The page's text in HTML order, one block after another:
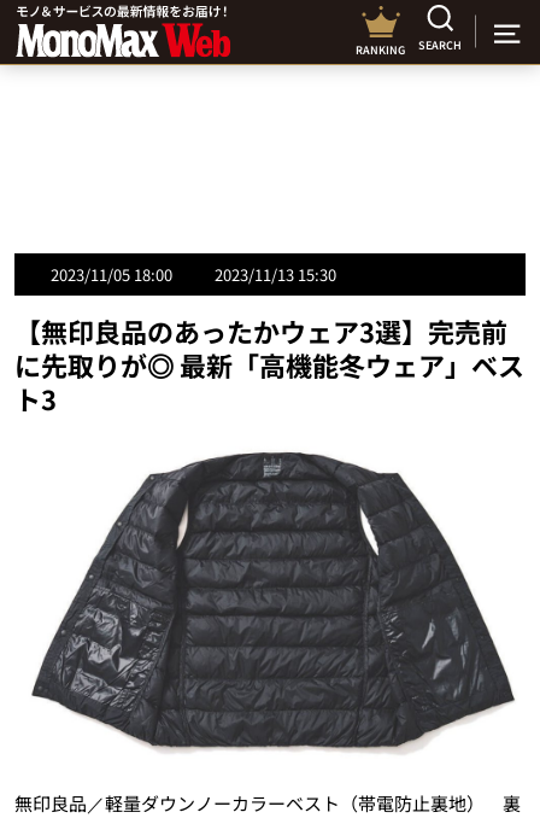
RANKING SEARCH
2023/11/05 18:00 2023/11/13 15:30
【無印良品のあったかウェア3選】完売前
に先取りが◎ 最新「高機能冬ウェア」ベス
ト3
無印良品／軽量ダウンノーカラーベスト（帯電防止裏地） 裏